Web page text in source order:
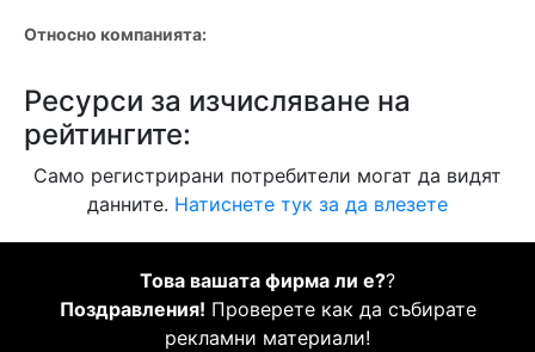
Относно компанията:
Ресурси за изчисляване на
рейтингите:
Само регистрирани потребители могат да видят
данните. Натиснете тук за да влезете
Това вашата фирма ли е??
Поздравления! Проверете как да събирате
рекламни материали!